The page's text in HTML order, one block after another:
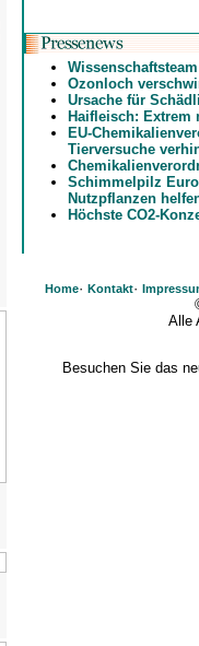
Ozonloch
Ursache für
Haifleisch: Extrem
EU-
Tierversuche
Schimmelpilz
Nutzpflanzen
Höchste CO2-
Home· Kontakt·
Alle
Besuchen Sie das